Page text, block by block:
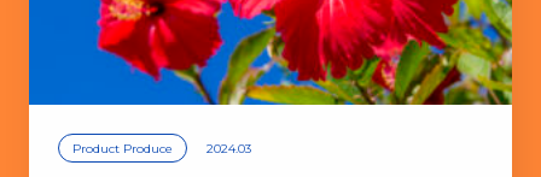
Product Produce 2024.03